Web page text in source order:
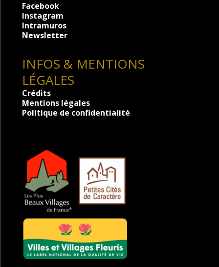
Facebook
Instagram
Intramuros
Newsletter
INFOS & MENTIONS
LÉGALES
Crédits
Mentions légales
Politique de confidentialité